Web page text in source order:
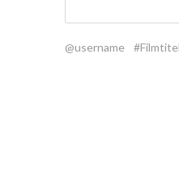
@username #Filmtitel